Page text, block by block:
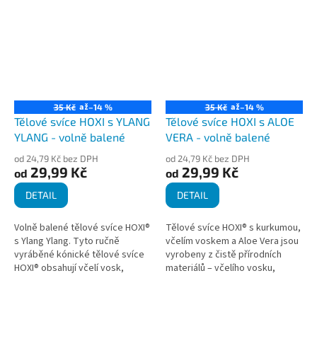
35 Kč až–14 %
Tělové svíce HOXI s YLANG
YLANG - volně balené
od 24,79 Kč bez DPH
od 29,99 Kč
DETAIL
Volně balené tělové svíce HOXI®
s Ylang Ylang. Tyto ručně
vyráběné kónické tělové svíce
HOXI® obsahují včelí vosk,
35 Kč až–14 %
Tělové svíce HOXI s ALOE
VERA - volně balené
od 24,79 Kč bez DPH
od 29,99 Kč
DETAIL
Tělové svíce HOXI® s kurkumou,
včelím voskem a Aloe Vera jsou
vyrobeny z čistě přírodních
materiálů – včelího vosku,